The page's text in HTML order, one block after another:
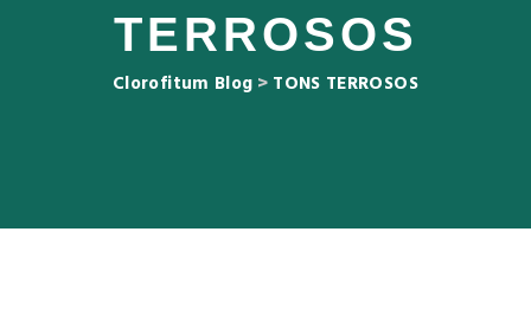
TERROSOS
Clorofitum Blog > TONS TERROSOS